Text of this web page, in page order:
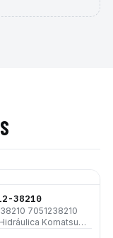
38210
7051238210
Komatsu